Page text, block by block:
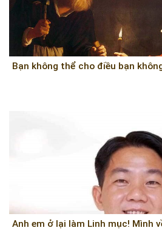
Bạn không thể cho điều bạn
Anh em ở lại làm Linh mục! Mình